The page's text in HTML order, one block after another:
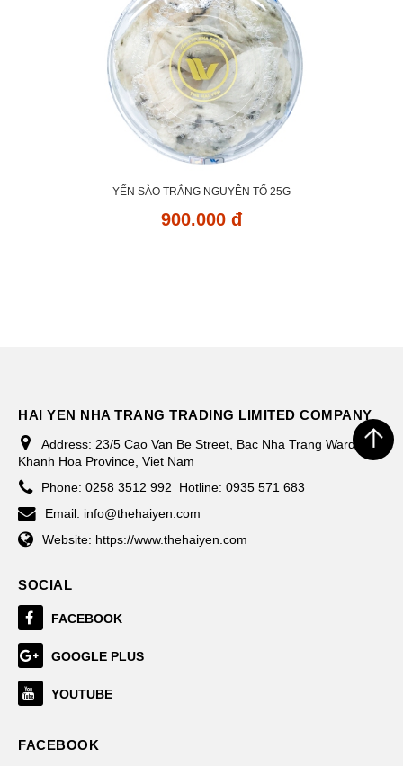
YẾN SÀO TRẮNG NGUYÊN TỔ 25G
900.000 đ
HAI YEN NHA TRANG TRADING LIMITED COMPANY
Address: 23/5 Cao Van Be Street, Bac Nha Trang Ward,
Khanh Hoa Province, Viet Nam
Phone: 0258 3512 992
Hotline: 0935 571 683
Email: info@thehaiyen.com
Website: https://www.thehaiyen.com
SOCIAL
FACEBOOK
GOOGLE PLUS
YOUTUBE
FACEBOOK